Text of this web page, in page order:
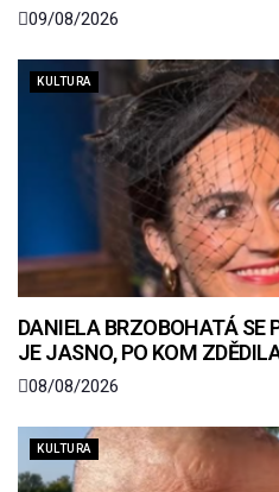
09/08/2026
KULTURA
DANIELA BRZOBOHATÁ SE
JE JASNO, PO KOM
08/08/2026
KULTURA